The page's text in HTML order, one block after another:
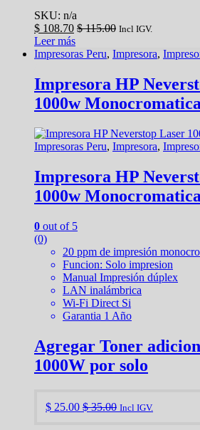
SKU: n/a
$ 108.70 $115.00 Incl IGV.
Leer más
Impresoras Peru, Impresora,
Impresora HP
1000w Monocromatica
Impresoras Peru, Impresora,
Impresora HP
1000w Monocromatica
0 out of 5
(0)
20 ppm de impresión
Funcion: Solo impresion
Manual Impresión dúplex
LAN inalámbrica
Wi-Fi Direct Si
Garantia 1 Año
Agregar Toner
1000W por solo
$ 25.00 $35.00 Incl IGV.